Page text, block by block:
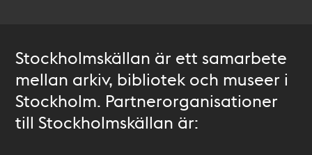
Stockholmskällan är ett samarbete
mellan arkiv, bibliotek och museer i
Stockholm. Partnerorganisationer
till Stockholmskällan är: